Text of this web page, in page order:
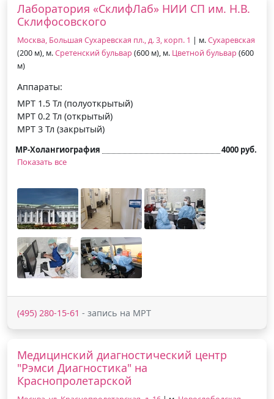
Лаборатория «СклифЛаб» НИИ СП им. Н.В.
Склифосовского
Москва, Большая Сухаревская пл., д. 3, корп. 1 | м.Сухаревская
(200 м), м.Сретенский бульвар (600 м), м. Цветной бульвар (600
м)
Аппараты:
МРТ 1.5 Тл (полуоткрытый)
МРТ 0.2 Тл (открытый)
МРТ 3 Тл (закрытый)
МР-Холангиография
4000 руб.
Показать все
(495) 280-15-61 - запись на МРТ
Медицинский диагностический центр
"Рэмси Диагностика" на
Краснопролетарской